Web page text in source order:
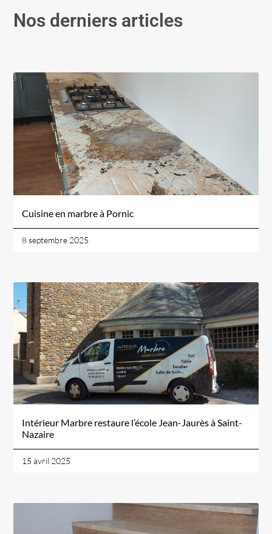
Nos derniers articles
Cuisine en marbre à Pornic
8 septembre 2025
Intérieur Marbre restaure l’école Jean-Jaurès à Saint-
Nazaire
15 avril 2025